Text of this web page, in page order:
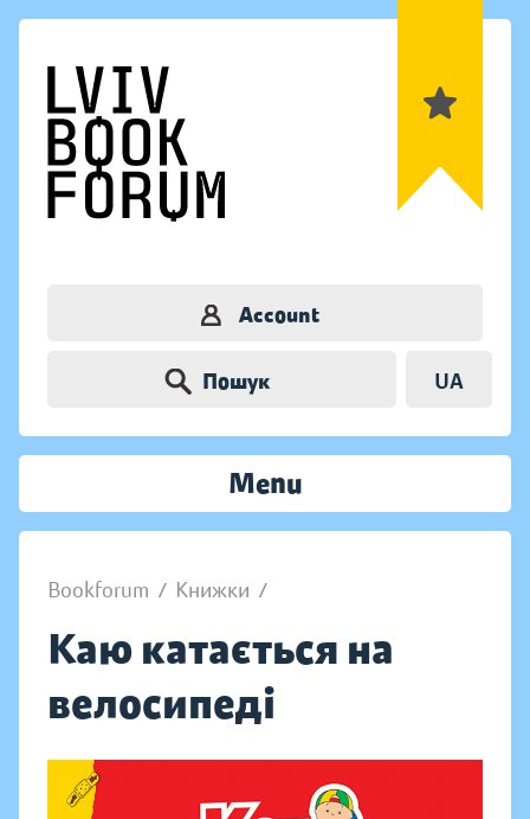
Account
Пошук UA
Menu
Bookforum / Книжки /
Каю катається на
велосипеді